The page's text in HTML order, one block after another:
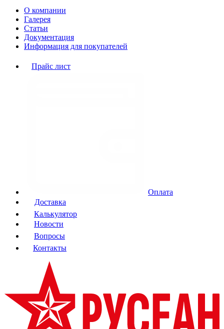
О компании
Галерея
Статьи
Документация
Информация для покупателей
Прайс лист
Оплата
Доставка
Калькулятор
Новости
Вопросы
Контакты